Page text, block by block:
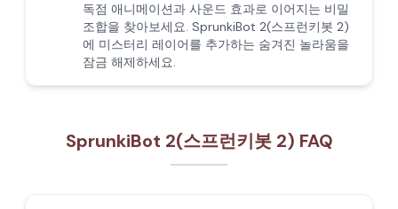
독점 애니메이션과 사운드 효과로 이어지는 비밀
조합을 찾아보세요. SprunkiBot 2(스프런키봇 2)
에 미스터리 레이어를 추가하는 숨겨진 놀라움을
잠금 해제하세요.
SprunkiBot 2(스프런키봇 2) FAQ